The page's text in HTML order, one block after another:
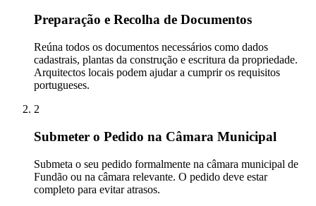
Preparação e Recolha de Documentos
Reúna todos os documentos necessários como dados
cadastrais, plantas da construção e escritura da propriedade.
Arquitectos locais podem ajudar a cumprir os requisitos
portugueses.
2
Submeter o Pedido na Câmara Municipal
Submeta o seu pedido formalmente na câmara municipal de
Fundão ou na câmara relevante. O pedido deve estar
completo para evitar atrasos.